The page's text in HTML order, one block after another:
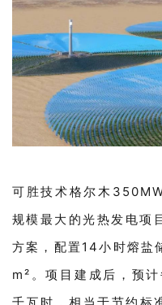
可胜技术格尔木
规模最大的光热发电项
方案，配置14小时熔盐
m²。项目建成后，预